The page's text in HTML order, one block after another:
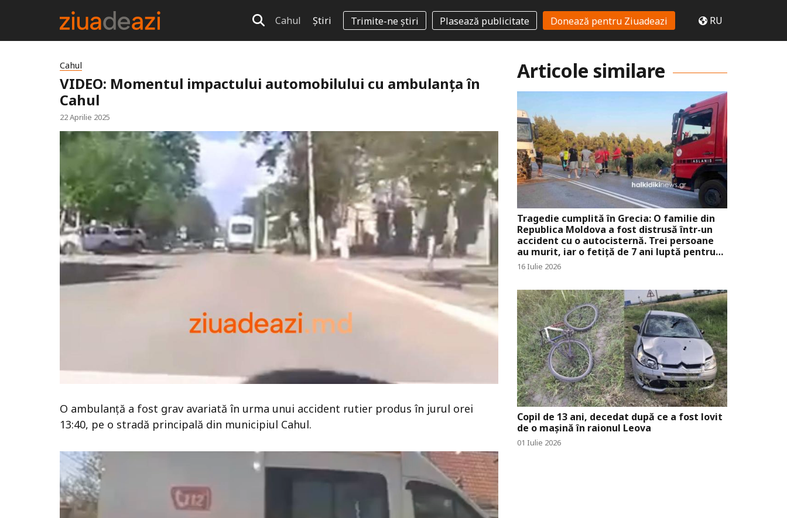
Cahul Știri Trimite-ne știri Plasează publicitate Donează pentru Ziuadeazi RU
Cahul
VIDEO: Momentul impactului automobilului cu ambulanța în
Cahul
22 Aprilie 2025
O ambulanță a fost grav avariată în urma unui accident rutier produs în jurul orei
13:40, pe o stradă principală din municipiul Cahul.
Articole similare
Tragedie cumplită în Grecia: O familie din
Republica Moldova a fost distrusă într-un
accident cu o autocisternă. Trei persoane
au murit, iar o fetiță de 7 ani luptă pentru
viață
16 Iulie 2026
Copil de 13 ani, decedat după ce a fost lovit
de o mașină în raionul Leova
01 Iulie 2026